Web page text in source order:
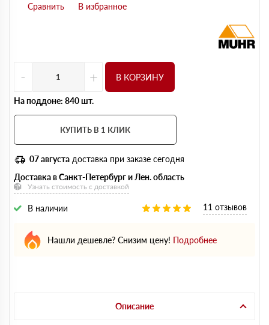
- + В КОРЗИНУ
На поддоне: 840 шт.
КУПИТЬ В 1 КЛИК
07 августа доставка при заказе сегодня
Доставка в Санкт-Петербург и Лен. область
Узнать стоимость с доставкой
В наличии 11 отзывов
Нашли дешевле? Снизим цену! Подробнее
Описание